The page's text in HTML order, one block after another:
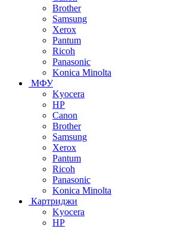
Brother
Samsung
Xerox
Pantum
Ricoh
Panasonic
Konica Minolta
МФУ
Kyocera
HP
Canon
Brother
Samsung
Xerox
Pantum
Ricoh
Panasonic
Konica Minolta
Картриджи
Kyocera
HP